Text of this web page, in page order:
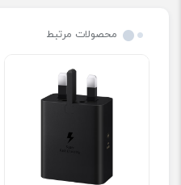
محصولات مرتبط